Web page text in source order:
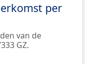
per
van de
GZ.